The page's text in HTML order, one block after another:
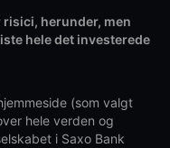
herunder, men
hele det investerede
(som valgt
hele verden og
i Saxo Bank